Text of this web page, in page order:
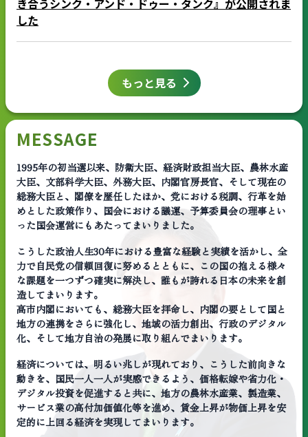
き合うシンク・アンド・ドゥー・タンク』が公開されま
した
もっと見る
MESSAGE
1995年の初当選以来、防衛大臣、経済財政担当大臣、農林水産
大臣、文部科学大臣、外務大臣、内閣官房長官、そして現在の
総務大臣と、閣僚を歴任したほか、党における税調、行革を始
めとした政策作り、国会における議運、予算委員会の理事とい
った国会運営にもあたってまいりました。
こうした政治人生30年における豊富な経験と実績を活かし、全
力で自民党の信頼回復に努めるとともに、この国の抱える様々
な課題を一つずつ確実に解決し、誰もが誇れる日本の未来を創
造してまいります。
高市内閣においても、総務大臣を拝命し、内閣の要として国と
地方の連携をさらに強化し、地域の活力創出、行政のデジタル
化、そして地方自治の発展に取り組んでまいります。
経済については、明るい兆しが現れており、こうした前向きな
動きを、国民一人一人が実感できるよう、価格転嫁や省力化・
デジタル投資を促進すると共に、地方の農林水産業、製造業、
サービス業の高付加価値化等を進め、賃金上昇が物価上昇を安
定的に上回る経済を実現してまいります。